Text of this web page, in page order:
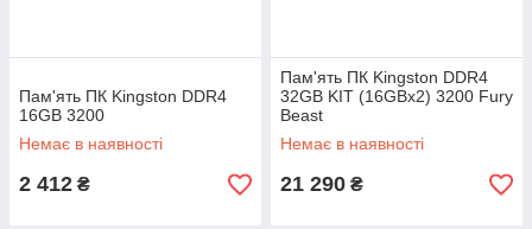
Пам'ять ПК Kingston DDR4
16GB 3200
Немає в наявності
2 412 ₴
Пам'ять ПК Kingston DDR4
32GB KIT (16GBx2) 3200 Fury
Beast
Немає в наявності
21 290 ₴